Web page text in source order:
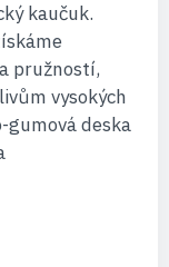
kaučuk.
pružností,
vysokých
deska